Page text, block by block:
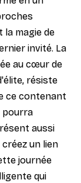
magie de
invité. La
au cœur de
résiste
ce contenant
pourra
aussi
un lien
journée
qui